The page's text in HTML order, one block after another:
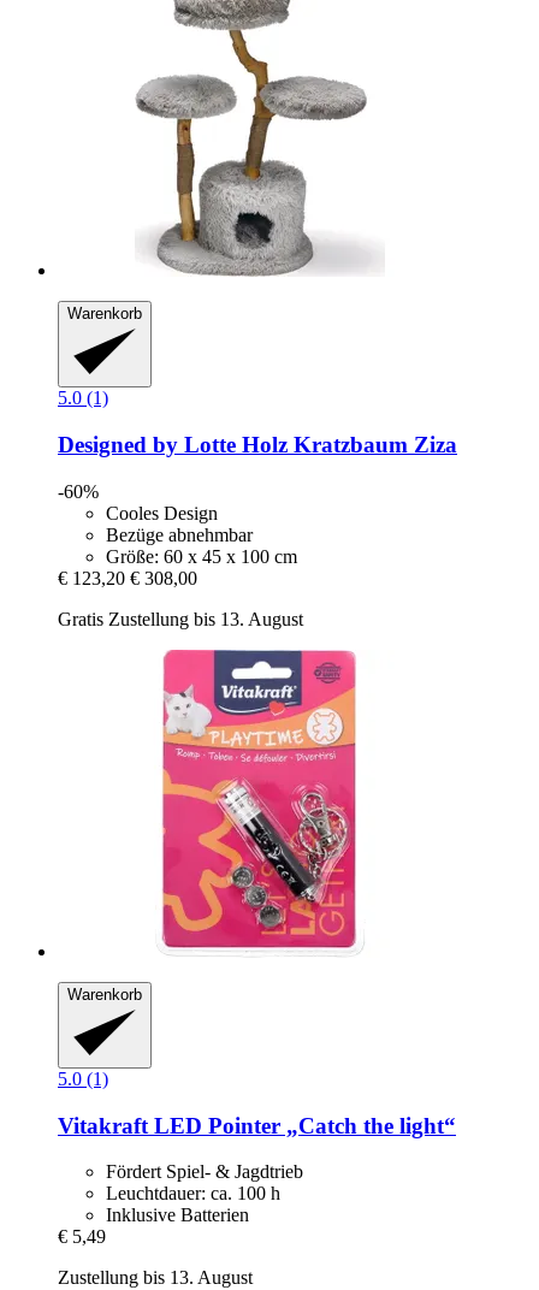
Warenkorb
5.0 (1)
Designed by Lotte Holz Kratzbaum Ziza
-60%
Cooles Design
Bezüge abnehmbar
Größe: 60 x 45 x 100 cm
€ 123,20 € 308,00
Gratis Zustellung bis 13. August
Warenkorb
5.0 (1)
Vitakraft LED Pointer „Catch the light“
Fördert Spiel- & Jagdtrieb
Leuchtdauer: ca. 100 h
Inklusive Batterien
€ 5,49
Zustellung bis 13. August